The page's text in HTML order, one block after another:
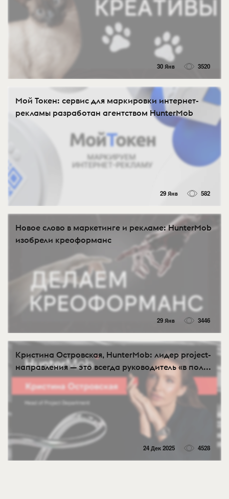
30 Янв 3520
Мой Токен: сервис для маркировки интернет-
рекламы разработан агентством HunterMob
29 Янв 582
Новое слово в маркетинге и рекламе: HunterMob
изобрели креоформанс
29 Янв 3446
Кристина Островская, HunterMob: лидер project-
направления — это всегда руководитель «в пол...
24 Дек 2025 4528